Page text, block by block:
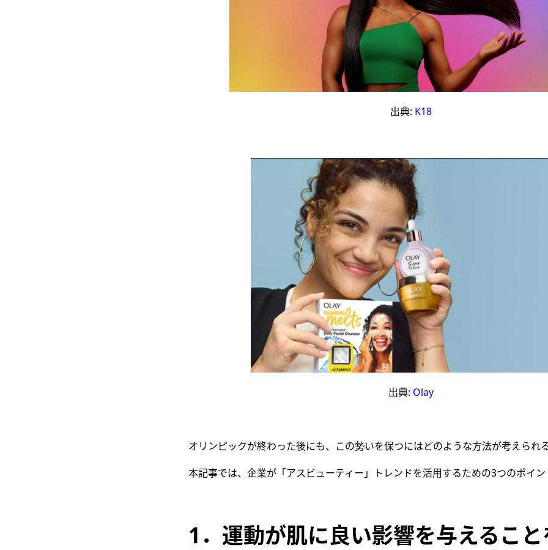
出典: K18
出典: Olay
オリンピックが終わった後にも、この勢いを保つにはどのような方法が考えられ
本記事では、企業が「アスビューティー」トレンドを活用するための3つのポイ
1．運動が肌に良い影響を与えるこ